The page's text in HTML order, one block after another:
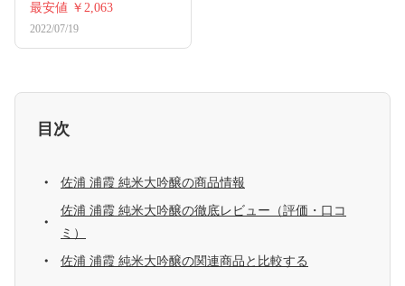
最安値 ￥2,063
2022/07/19
目次
佐浦 浦霞 純米大吟醸の商品情報
佐浦 浦霞 純米大吟醸の徹底レビュー（評価・口コ
ミ）
佐浦 浦霞 純米大吟醸の関連商品と比較する